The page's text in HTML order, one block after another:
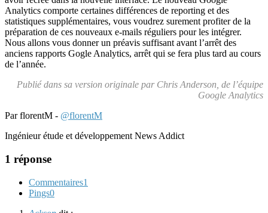
Analytics comporte certaines différences de reporting et des
statistiques supplémentaires, vous voudrez surement profiter de la
préparation de ces nouveaux e-mails réguliers pour les intégrer.
Nous allons vous donner un préavis suffisant avant l’arrêt des
anciens rapports Gogle Analytics, arrêt qui se fera plus tard au cours
de l’année.
Publié dans sa version originale par Chris Anderson, de l’équipe
Google Analytics
Par florentM - @florentM
Ingénieur étude et développement News Addict
1 réponse
Commentaires1
Pings0